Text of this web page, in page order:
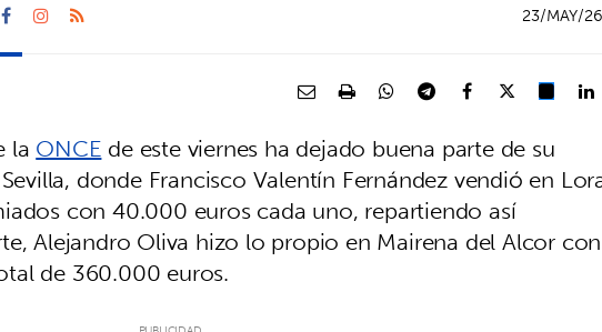
23/MAY/26
laONCEde este viernes ha dejado buena parte de su
donde Francisco Valentín Fernández vendió en
con 40.000 euros cada uno, repartiendo así
Alejandro Oliva hizo lo propio en Mairena del Alcor con
de 360.000 euros.